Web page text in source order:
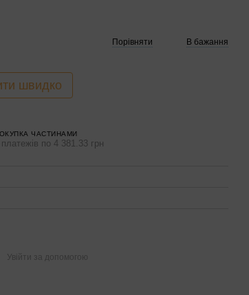
Порівняти В бажання
швидко
ЧАСТИНАМИ
по 4 381.33 грн
Увійти за допомогою